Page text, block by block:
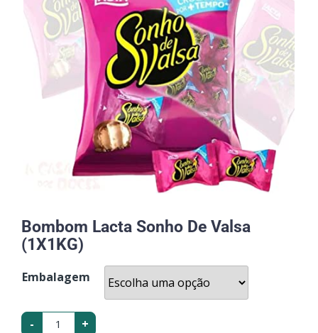
Bombom Lacta Sonho De Valsa
(1X1KG)
Embalagem
- +